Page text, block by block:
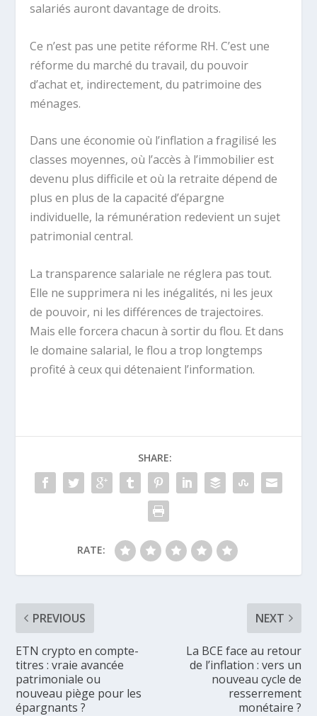
salariés auront davantage de droits.
Ce n’est pas une petite réforme RH. C’est une
réforme du marché du travail, du pouvoir
d’achat et, indirectement, du patrimoine des
ménages.
Dans une économie où l’inflation a fragilisé les
classes moyennes, où l’accès à l’immobilier est
devenu plus difficile et où la retraite dépend de
plus en plus de la capacité d’épargne
individuelle, la rémunération redevient un sujet
patrimonial central.
La transparence salariale ne réglera pas tout.
Elle ne supprimera ni les inégalités, ni les jeux
de pouvoir, ni les différences de trajectoires.
Mais elle forcera chacun à sortir du flou. Et dans
le domaine salarial, le flou a trop longtemps
profité à ceux qui détenaient l’information.
SHARE:
RATE:
PREVIOUS
ETN crypto en compte-
titres : vraie avancée
patrimoniale ou
nouveau piège pour les
épargnants ?
NEXT
La BCE face au retour
de l’inflation : vers un
nouveau cycle de
resserrement
monétaire ?